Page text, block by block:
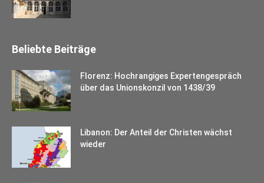
Beliebte Beiträge
Florenz: Hochrangiges Expertengespräch
über das Unionskonzil von 1438/39
Libanon: Der Anteil der Christen wächst
wieder